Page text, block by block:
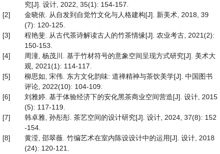
究[J]. 设计, 2022, 35(1): 154-157.
[2]
金晓依. 从自发到自觉竹文化与人格建构[J]. 新美术, 2018, 39
(7): 120-125.
[3]
程艳斐. 从古代茶诗解读古人的竹茶情缘[J]. 农业考古, 2021(2):
150-153.
[4]
周潼, 杨茂川. 基于竹材符号的意象空间呈现方式研究[J]. 美术大
观, 2021(1): 114-117.
[5]
柳思如, 宋伟. 东方文化韵味: 道禅精神与茶饮美学[J]. 中国图书
评论, 2022(10): 104-109.
[6]
刘雅婷. 基于体验经济下的安化黑茶商业空间营造[J]. 设计, 2015
(5): 117-119.
[7]
韩卓雅, 孙彤彤. 茶艺空间的设计研究[J]. 设计, 2024, 37(8): 152
-154.
[8]
黄滢, 邵翠薇. 竹编艺术在室内陈设设计中的运用[J]. 设计, 2018
(24): 120-121.